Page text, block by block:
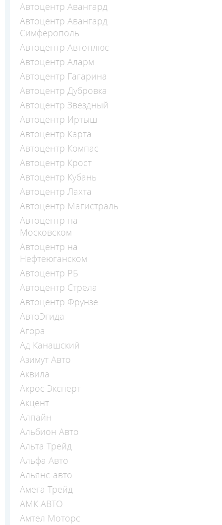
Автоцентр Авангард
Автоцентр Авангард
Симферополь
Автоцентр Автоплюс
Автоцентр Аларм
Автоцентр Гагарина
Автоцентр Дубровка
Автоцентр Звездный
Автоцентр Иртыш
Автоцентр Карта
Автоцентр Компас
Автоцентр Крост
Автоцентр Кубань
Автоцентр Лахта
Автоцентр Магистраль
Автоцентр на
Московском
Автоцентр на
Нефтеюганском
Автоцентр РБ
Автоцентр Стрела
Автоцентр Фрунзе
АвтоЭгида
Агора
Ад Канашский
Азимут Авто
Аквила
Акрос Эксперт
Акцент
Алпайн
Альбион Авто
Альта Трейд
Альфа Авто
Альянс-авто
Амега Трейд
АМК АВТО
Амтел Моторс